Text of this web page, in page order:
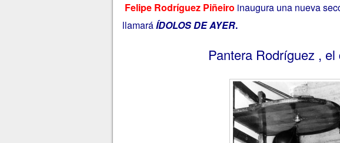
Felipe Rodríguez Piñeiro inaugura una nueva
llamaráÍDOLOS DE AYER.
Pantera Rodríguez ,